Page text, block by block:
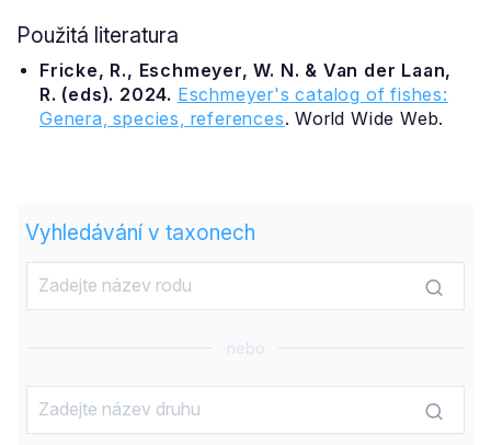
Použitá literatura
Fricke, R., Eschmeyer, W. N. & Van der Laan,
R. (eds). 2024. Eschmeyer's catalog of fishes:
Genera, species, references. World Wide Web.
Vyhledávání v taxonech
nebo